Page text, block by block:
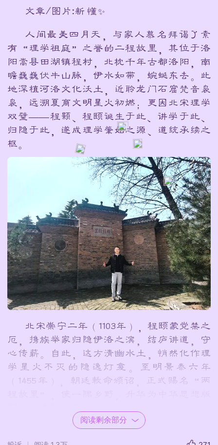
文章/图片:新 懂✨
人间最美四月天，与家人慕名拜谒了素
有“理学祖庭”之誉的二程故里，其位于洛
阳嵩县田湖镇程村，北枕千年古都洛阳，南
瞻巍巍伏牛山脉，伊水如带，蜿蜒东去。此
地深植河洛文化沃土，近聆龙门石窟梵音袅
袅，远溯夏商文明星火初燃；更因北宋理学
双璧——程颢、程颐诞生于此、讲学于此、
归隐于此，遂成理学肇始之源、道统承续之
枢。
北宋崇宁二年（1103年），程颐蒙党禁之
厄，携族举家归隐伊洛之滨，结庐讲道，守
心传薪。自此，这方清幽水土，悄然化作理
学星火不灭的隐逸灯龛。至明景泰六年
（1455年），朝廷敕命颁诏，正式赐名“两
阅读剩余部分